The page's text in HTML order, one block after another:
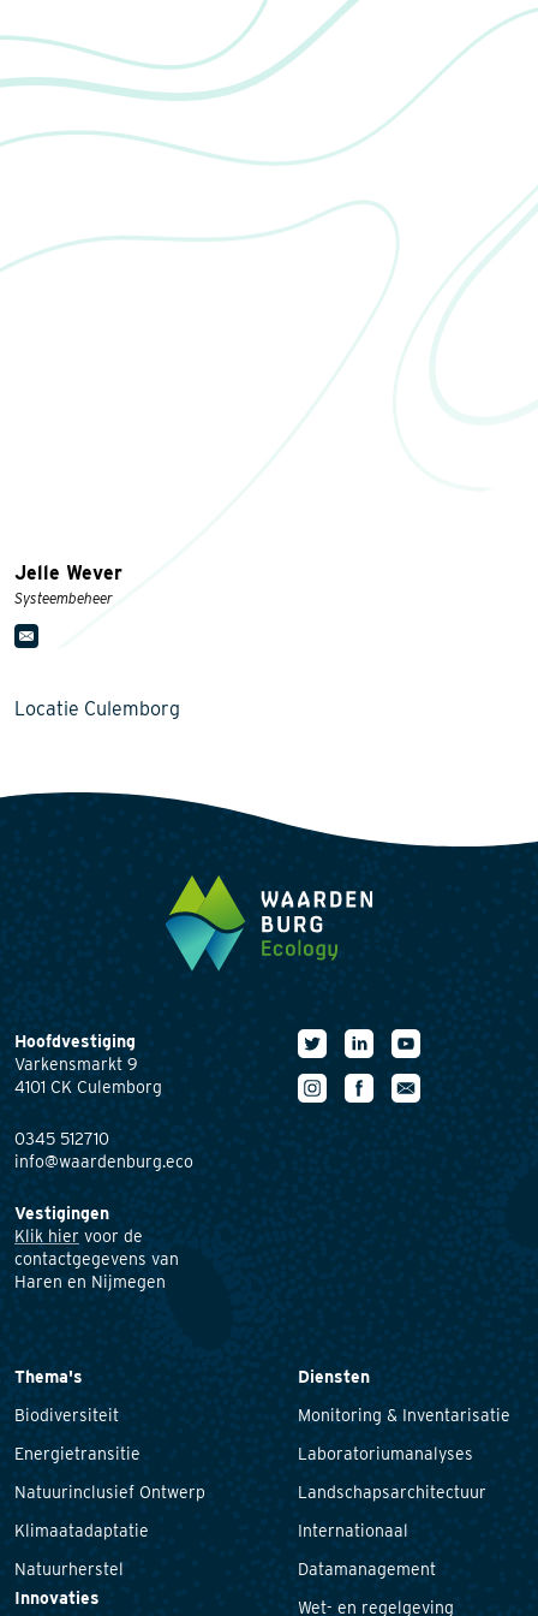
Jelle Wever
Systeembeheer
Locatie Culemborg
Hoofdvestiging
Varkensmarkt 9
4101 CK Culemborg
0345 512710
info@waardenburg.eco
Vestigingen
Klik hier voor de
contactgegevens van
Haren en Nijmegen
Thema's
Biodiversiteit
Energietransitie
Natuurinclusief Ontwerp
Klimaatadaptatie
Natuurherstel
Innovaties
Diensten
Monitoring & Inventarisatie
Laboratoriumanalyses
Landschapsarchitectuur
Internationaal
Datamanagement
Wet- en regelgeving